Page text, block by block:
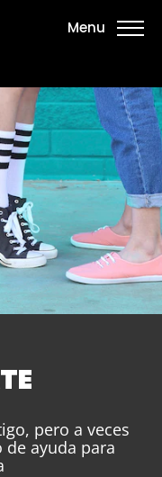
Menu
pero a veces
ayuda para